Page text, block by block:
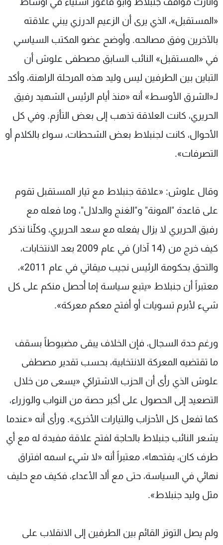
«المستقبل»، الذي يرى أن الزعيم الدرزي يبني علاقته
بالآخرين وفق مصالحه. وأوضح عضو المكتب السياسي
في «المستقبل» النائب السابق مصطفى علوش أن
التباين بين الطرفين ليس وليد هذه المرحلة الراهنة، وأكد
لـ«الشرق الأوسط» أنه «منذ أيام الرئيس الشهيد رفيق
الحريري، كانت العلاقة تذهب إلى بعض التأزم. وفي كل
الأحوال، كانت لجنبلاط بعض الشحطات، سواء بالكلام أو
التصرفات».
وقال علوش: «علاقة جنبلاط مع تيار المستقبل تقوم
على قاعدة "المونة" و"الغنج والدلال"، وما فعله مع
رفيق الحريري لا يزال يفعله مع سعد الحريري، وكلّنا نذكر
كيف خرج من (14 آذار) في عام 2009 بعد الانتخابات،
والتحق بحكومة الرئيس نجيب ميقاتي في عام 2011»،
معتبراً أن جنبلاط «يتبع سياسة إما أحصل منكم على كل
شيء لأبرم تسويات أو أفتح معكم معركة».
ورغم حدة السجال، فإن الخلاف يبقى مضبوطاً بسقف
ما تقتضيه المعركة الانتخابية، بحسب تقدير مصطفى
علوش الذي رأى أن الحزب الاشتراكي «يسعى من خلال
التصعيد إلى الحصول على أكبر حصة من النواب والوزراء،
كما تفعل كل الأحزاب والتيارات الأخرى». ورأى أنه «عندما
يشعر النائب جنبلاط بالحاجة لفتح علاقة مفيدة له مع أي
طرف كان، يفتحها»، معتبراً أنه «لا شيء اسمه افتراق
نهائي في السياسة، حتى مع ألد الأعداء، فكيف مع حليف
مثل وليد جنبلاط».
ولم يصل التوتر القائم بين الطرفين إلى الانقلاب على